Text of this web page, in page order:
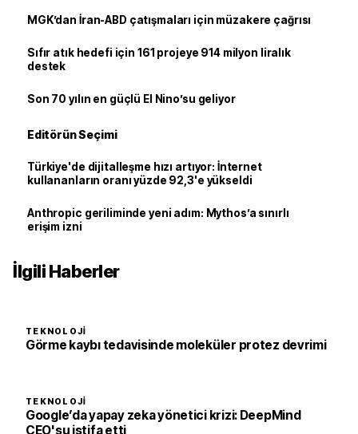
MGK’dan İran-ABD çatışmaları için müzakere çağrısı
Sıfır atık hedefi için 161 projeye 914 milyon liralık
destek
Son 70 yılın en güçlü El Nino’su geliyor
Editörün Seçimi
Türkiye'de dijitalleşme hızı artıyor: İnternet
kullananların oranı yüzde 92,3'e yükseldi
Anthropic geriliminde yeni adım: Mythos’a sınırlı
erişim izni
İlgili Haberler
TEKNOLOJI
Görme kaybı tedavisinde moleküler protez devrimi
TEKNOLOJI
Google’da yapay zeka yönetici krizi: DeepMind
CEO'su istifa etti